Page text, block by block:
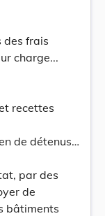
des frais
charge...
recettes
de détenus…
par des
de
bâtiments